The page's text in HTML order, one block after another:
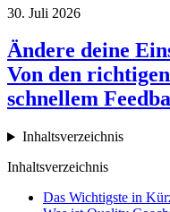
30. Juli 2026
Ändere deine
Von den
schnellem
Inhaltsverzeichnis
Inhaltsverzeichnis
Das Wichtigste in